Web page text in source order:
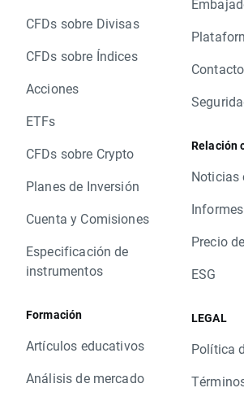
CFDs sobre Divisas
CFDs sobre Índices
Acciones
ETFs
CFDs sobre Crypto
Planes de Inversión
Cuenta y Comisiones
Especificación de
instrumentos
Formación
Artículos educativos
Análisis de mercado
Contacto
Relación
Noticias
Informes
Precio
ESG
LEGAL
Política